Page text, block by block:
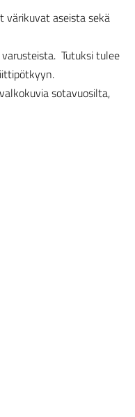
värikuvat aseista sekä
Tutuksi tulee
sotavuosilta,